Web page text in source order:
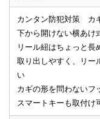
カンタン防犯対策 カ
下から開けない横あけ
リール紐はちょっと長
取り出しやすく、リー
い
カギの形を問わないフ
スマートキーも取付け